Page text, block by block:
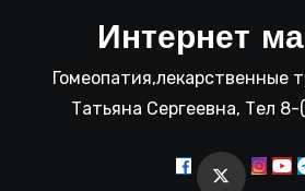
Интернет
Гомеопатия,лекарственные
Татьяна Сергеевна, Тел 8-